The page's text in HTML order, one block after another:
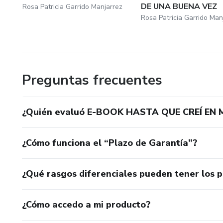
Rosa Patricia Garrido Manjarrez
DE UNA BUENA VEZ
Rosa Patricia Garrido
Preguntas frecuentes
¿Quién evaluó E-BOOK HASTA QUE CREÍ EN
¿Cómo funciona el “Plazo de Garantía”?
¿Qué rasgos diferenciales pueden tener los
¿Cómo accedo a mi producto?